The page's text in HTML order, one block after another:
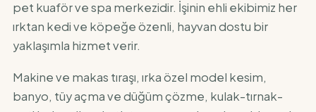
pet kuaför ve spa merkezidir. İşinin ehli ekibimiz her
ırktan kedi ve köpeğe özenli, hayvan dostu bir
yaklaşımla hizmet verir.
Makine ve makas tıraşı, ırka özel model kesim,
banyo, tüy açma ve düğüm çözme, kulak-tırnak-